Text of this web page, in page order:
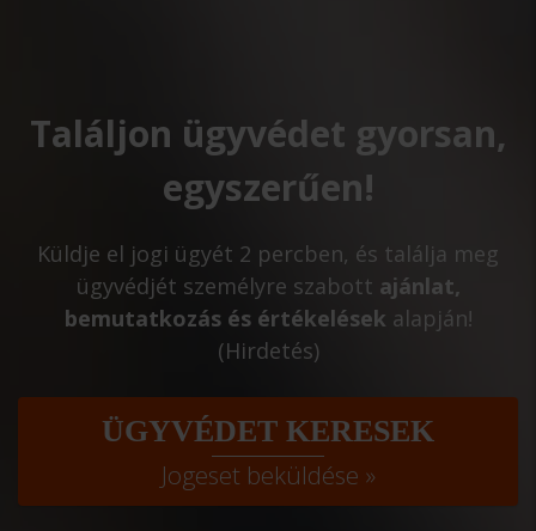
Találjon ügyvédet gyorsan,
egyszerűen!
Küldje el jogi ügyét 2 percben, és találja meg
ügyvédjét személyre szabott ajánlat,
bemutatkozás és értékelések alapján!
(Hirdetés)
ÜGYVÉDET KERESEK
Jogeset beküldése »